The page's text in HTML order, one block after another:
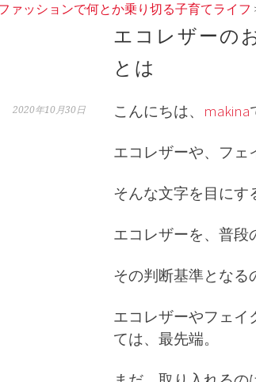
ァッションで何とか乗り切る子育てライフ
エコレザーの
とは
2020年10月30日 こんにちは、 makina
エコレザーや、フェ
そんな文字を目にす
エコレザーを、普段
その判断基準となる
エコレザーやフェイ
ては、最先端。